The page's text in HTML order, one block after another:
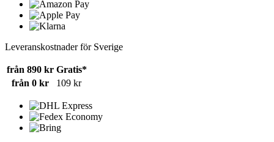
Leveranskostnader för Sverige
från 890 kr Gratis*
från 0 kr
109 kr